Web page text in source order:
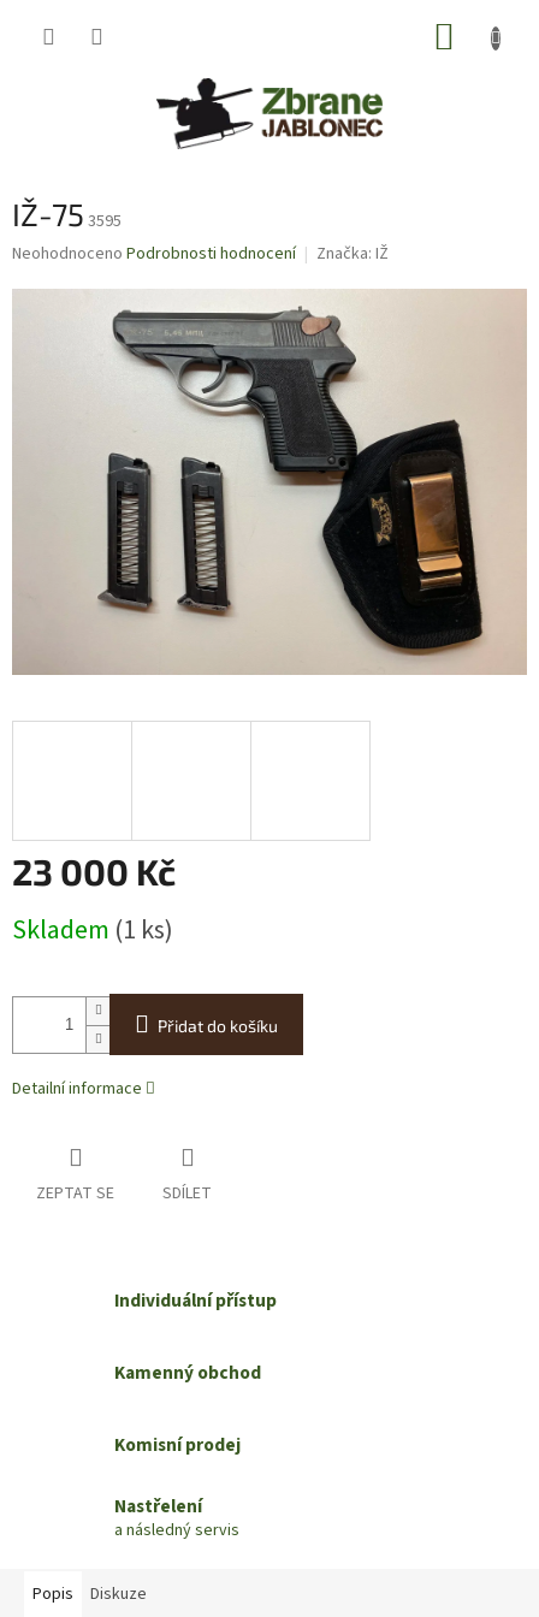
IŽ-75 3595
Průměrné
Neohodnoceno Podrobnosti hodnocení Značka: IŽ
23 000 Kč
cena:
Skladem (1 ks)
Přidat do košíku
Detailní informace
ZEPTAT SE SDÍLET
Individuální přístup
Kamenný obchod
Komisní prodej
Nastřelení
a následný servis
Popis Diskuze